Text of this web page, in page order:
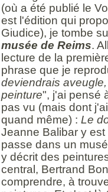
(où a été publié le
est l'édition qui
Giudice), je tombe
musée de Reims.
lecture de la
phrase que je
deviendrais
peinture", j'ai pensé
pas vu (mais dont
quand même) : Le
Jeanne Balibar y
passe dans un
y décrit des
central, Bertrand
comprendre, à